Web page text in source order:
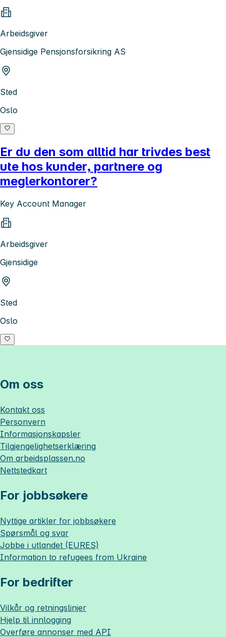
Arbeidsgiver
Gjensidige Pensjonsforsikring AS
Sted
Oslo
Er du den som alltid har trivdes best
ute hos kunder, partnere og
meglerkontorer?
Key Account Manager
Arbeidsgiver
Gjensidige
Sted
Oslo
Om oss
Kontakt oss
Personvern
Informasjonskapsler
Tilgjengelighetserklæring
Om arbeidsplassen.no
Nettstedkart
For jobbsøkere
Nyttige artikler for jobbsøkere
Spørsmål og svar
Jobbe i utlandet (EURES)
Information to refugees from Ukraine
For bedrifter
Vilkår og retningslinjer
Hjelp til innlogging
Overføre annonser med API